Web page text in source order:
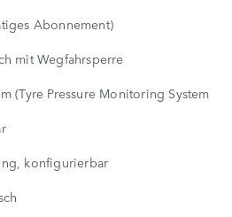
Abonnement)
mit Wegfahrsperre
(Tyre Pressure Monitoring System,
konfigurierbar